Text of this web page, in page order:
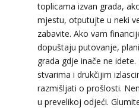
toplicama izvan grada,
mjestu, otputujte u neki
zabavite. Ako vam
dopuštaju putovanje,
grada gdje inače ne
stvarima i drukčijim
razmišljati o prošlosti.
u prevelikoj odjeći.
Broj tel:
tel:0,93€ -
AZRA/
Tarot